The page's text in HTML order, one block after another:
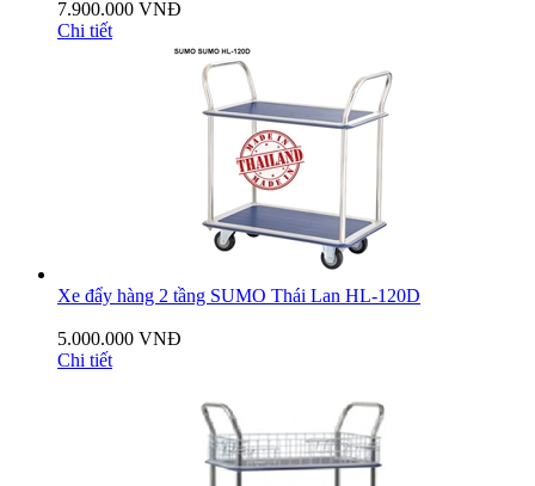
7.900.000 VNĐ
Chi tiết
Xe đẩy hàng 2 tầng SUMO Thái Lan HL-120D
5.000.000 VNĐ
Chi tiết